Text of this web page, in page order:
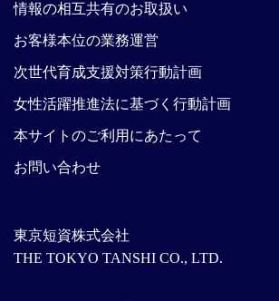
東京短資株式会社
THE TOKYO TANSHI CO., LTD.
情報の相互共有のお取扱い
お客様本位の業務運営
次世代育成支援対策行動計画
女性活躍推進法に基づく行動計画
本サイトのご利用にあたって
お問い合わせ